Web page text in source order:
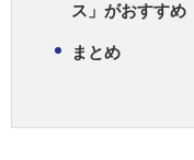
ス」がおすすめ
まとめ